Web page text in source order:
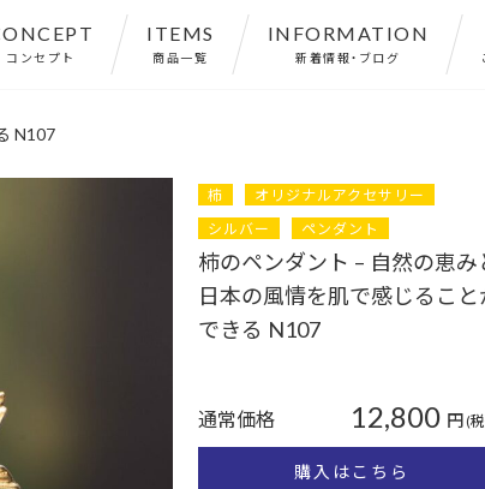
コンセプト
ITEMS
商品一覧
INFORMATION
新着情報・ブログ
N107
柿
オリジナルアクセサリー
シルバー
ペンダント
柿のペンダント – 自然の恵み
日本の風情を肌で感じるこ
できる N107
通常価格 12,800 円(
購入はこちら